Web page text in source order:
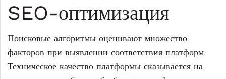
SEO-оптимизация
Поисковые алгоритмы оценивают множество
факторов при выявлении соответствия платформ.
Техническое качество платформы сказывается на